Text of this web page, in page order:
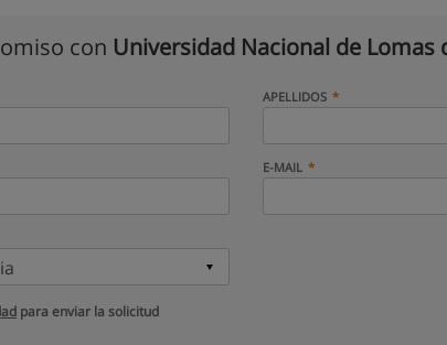
con Universidad Nacional de Lomas
APELLIDOS
E-MAIL
para enviar la solicitud